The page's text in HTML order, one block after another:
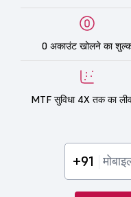
0 अकाउंट खोलने का
MTF सुविधा 4X तक का
+91